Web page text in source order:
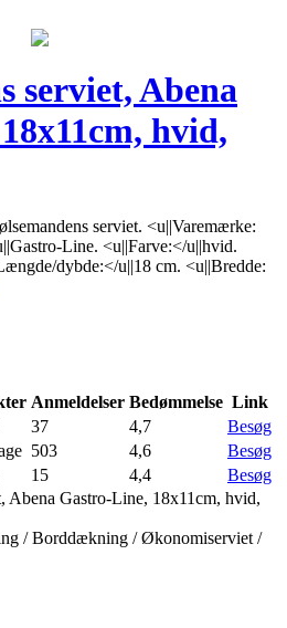
serviet, Abena
hvid,
serviet. <u||Varemærke:
Line. <u||Farve:</u||hvid.
dybde:</u||18 cm. <u||Bredde:
Anmeldelser Bedømmelse Link
37 4,7
Besøg
503 4,6
Besøg
15 4,4
Besøg
Abena Gastro-Line, 18x11cm, hvid,
/ Borddækning / Økonomiserviet /